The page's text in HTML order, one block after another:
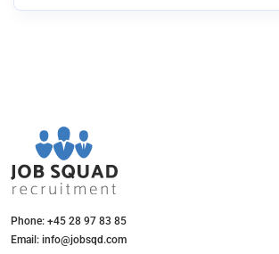
Phone: +45 28 97 83 85
Email: info@jobsqd.com